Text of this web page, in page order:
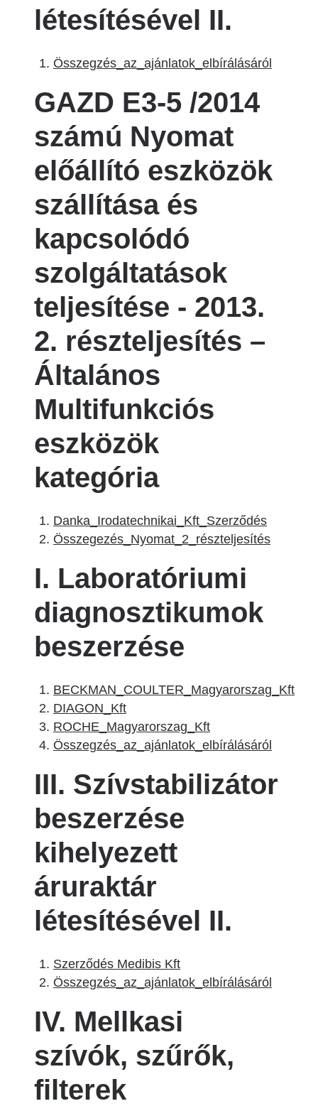
létesítésével II.
Összegzés_az_ajánlatok_elbírálásáról
GAZD E3-5 /2014
számú Nyomat
előállító eszközök
szállítása és
kapcsolódó
szolgáltatások
teljesítése - 2013.
2. részteljesítés –
Általános
Multifunkciós
eszközök
kategória
Danka_Irodatechnikai_Kft_Szerződés
Összegezés_Nyomat_2_részteljesítés
I. Laboratóriumi
diagnosztikumok
beszerzése
BECKMAN_COULTER_Magyarorszag_Kft
DIAGON_Kft
ROCHE_Magyarorszag_Kft
Összegzés_az_ajánlatok_elbírálásáról
III. Szívstabilizátor
beszerzése
kihelyezett
áruraktár
létesítésével II.
Szerződés Medibis Kft
Összegzés_az_ajánlatok_elbírálásáról
IV. Mellkasi
szívók, szűrők,
filterek